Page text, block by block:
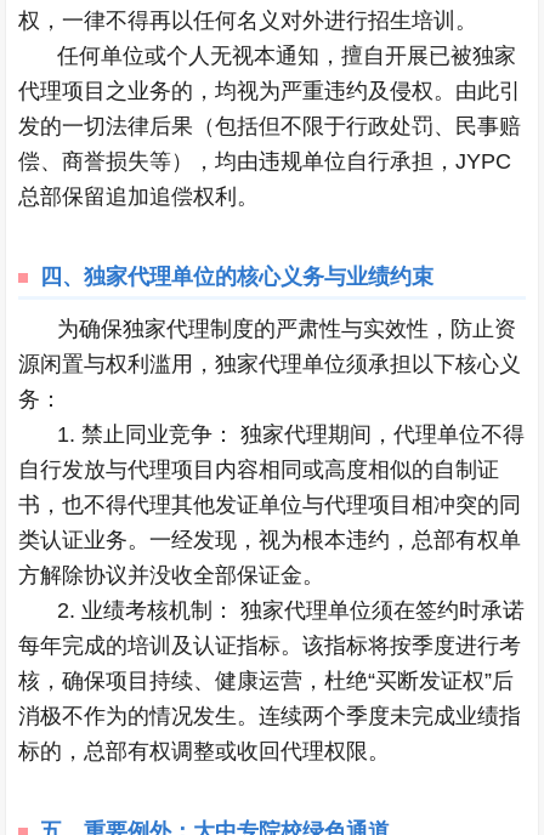
权，一律不得再以任何名义对外进行招生培训。
任何单位或个人无视本通知，擅自开展已被独家
代理项目之业务的，均视为严重违约及侵权。由此引
发的一切法律后果（包括但不限于行政处罚、民事赔
偿、商誉损失等），均由违规单位自行承担，JYPC
总部保留追加追偿权利。
四、独家代理单位的核心义务与业绩约束
为确保独家代理制度的严肃性与实效性，防止资
源闲置与权利滥用，独家代理单位须承担以下核心义
务：
1. 禁止同业竞争： 独家代理期间，代理单位不得
自行发放与代理项目内容相同或高度相似的自制证
书，也不得代理其他发证单位与代理项目相冲突的同
类认证业务。一经发现，视为根本违约，总部有权单
方解除协议并没收全部保证金。
2. 业绩考核机制： 独家代理单位须在签约时承诺
每年完成的培训及认证指标。该指标将按季度进行考
核，确保项目持续、健康运营，杜绝“买断发证权”后
消极不作为的情况发生。连续两个季度未完成业绩指
标的，总部有权调整或收回代理权限。